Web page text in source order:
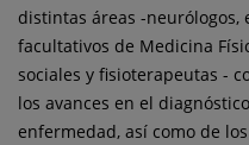
distintas áreas -neurólogos,
facultativos de Medicina
sociales y fisioterapeutas -
los avances en el
enfermedad, así como de